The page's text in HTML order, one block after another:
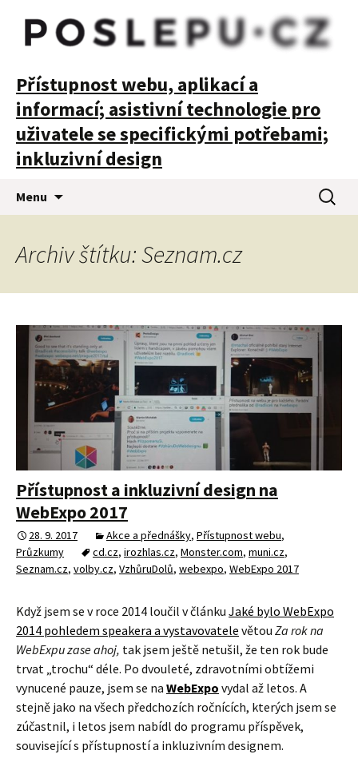
POSLEPU
Přístupnost webu, aplikací a
informací; asistivní technologie pro
uživatele se specifickými potřebami;
inkluzivní design
Menu
webu
Archiv štítku: Seznam.cz
Přístupnost a inkluzivní design na
WebExpo 2017
28. 9. 2017 Akce a přednášky, Přístupnost webu,
Průzkumy
cd.cz, irozhlas.cz, Monster.com, muni.cz,
Seznam.cz, volby.cz, VzhůruDolů, webexpo, WebExpo 2017
Když jsem se v roce 2014 loučil v článku Jaké bylo WebExpo
2014 pohledem speakera a vystavovatele větou Za rok na
WebExpu zase ahoj, tak jsem ještě netušil, že ten rok bude
trvat „trochu“ déle. Po dvouleté, zdravotními obtížemi
vynucené pauze, jsem se na WebExpo vydal až letos. A
stejně jako na všech předchozích ročnících, kterých jsem se
zúčastnil, i letos jsem nabídl do programu příspěvek,
související s přístupností a inkluzivním designem.